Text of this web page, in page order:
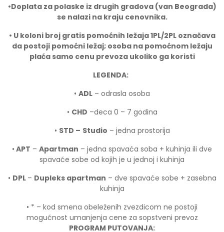
•Doplata za polaske iz drugih gradova (van Beograda)
se nalazi na kraju cenovnika.
• U koloni broj gratis pomoćnih ležaja 1PL/2PL označava
da postoji pomoćni ležaj; osoba na pomoćnom ležaju
plaća samo cenu prevoza ukoliko ga koristi
LEGENDA:
• ADL – odrasla osoba
• CHD –deca 0 – 7 godina
• STD – Studio – jedna prostorija
• APT – Apartman – jedna spavaća soba + kuhinja ili dve
spavaće sobe od kojih je u jednoj i kuhinja
• DPL – Dupleks apartman – dve spavaće sobe + zasebna
kuhinja
• * – kod smena obeleženih zvezdicom ne postoji
mogućnost umanjenja cene za sopstveni prevoz
PROGRAM PUTOVANJA: